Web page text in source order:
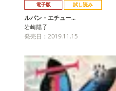
電子版 試し読み
ルパン・エチュー…
岩崎陽子
発売日：2019.11.15